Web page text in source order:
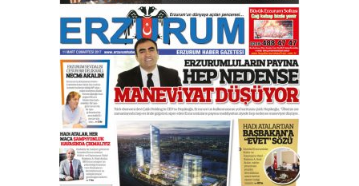
Bir fotoğraf, bir şehir, bir
gazeteci… Dizginler kimin
elinde?
31 Mart 2026 Salı
A. Berhan Yılmaz
BİR BÖLÜM DEĞİL, BİR ÖMÜR
SEÇİYORSUNUZ… “NEDEN
ATATÜRK ÜNİVERSİTESİ?”
28 Temmuz 2026 Salı
Ahmet Gökhan YAZICI
Ahmed Yesevi’den bir Alperen…
”Reisimiz” idi… Hakka yürüdü.!